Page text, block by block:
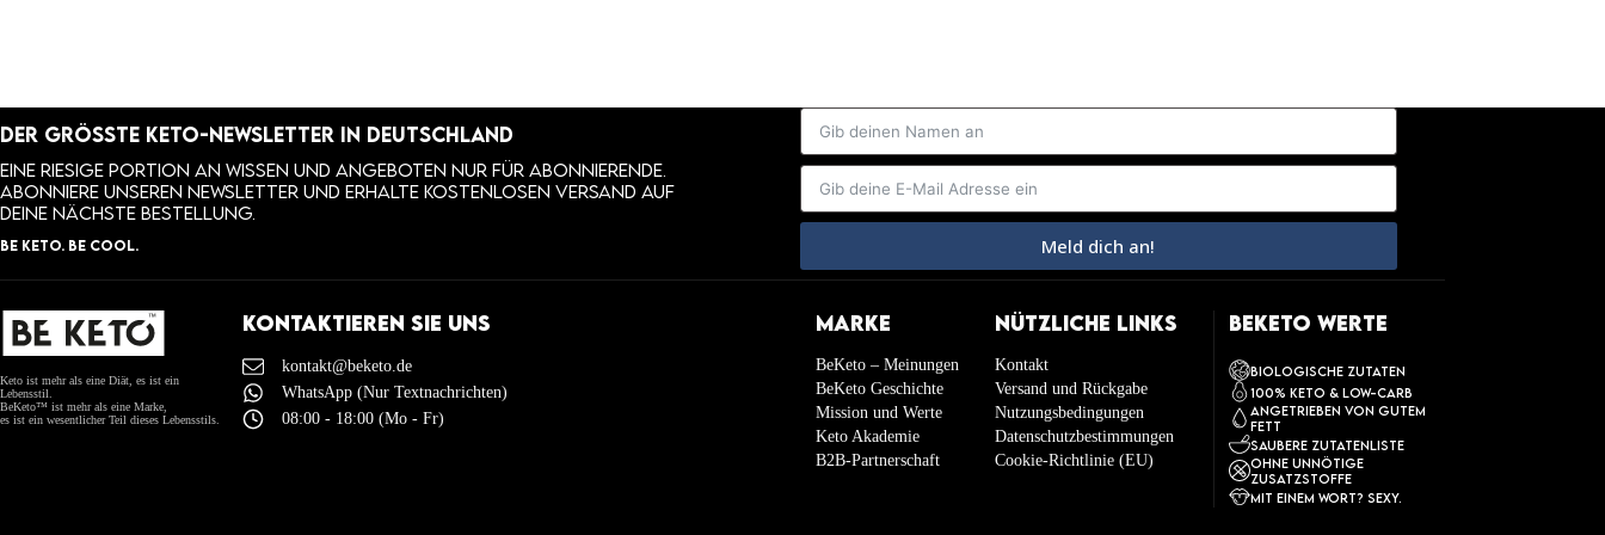
DER GRÖSSTE KETO-NEWSLETTER IN DEUTSCHLAND
EINE RIESIGE PORTION AN WISSEN UND ANGEBOTEN NUR FÜR ABONNIERENDE.
ABONNIERE UNSEREN NEWSLETTER UND ERHALTE KOSTENLOSEN VERSAND AUF
DEINE NÄCHSTE BESTELLUNG.
BE KETO. BE COOL. Meld dich an!
Keto ist mehr als eine Diät, es ist ein
Lebensstil.
BeKeto™ ist mehr als eine Marke,
es ist ein wesentlicher Teil dieses Lebensstils.
Kontaktieren Sie uns
kontakt@beketo.de
WhatsApp (Nur Textnachrichten)
08:00 - 18:00 (Mo - Fr)
MARKE
BeKeto – Meinungen
BeKeto Geschichte
Mission und Werte
Keto Akademie
B2B-Partnerschaft
NÜTZLICHE LINKS
Kontakt
Versand und Rückgabe
Nutzungsbedingungen
Datenschutzbestimmungen
Cookie-Richtlinie (EU)
BeKeto Werte
Biologische Zutaten
100% Keto & Low-carb
Angetrieben von gutem
Fett
Saubere Zutatenliste
Ohne unnötige
Zusatzstoffe
Mit einem Wort? Sexy.